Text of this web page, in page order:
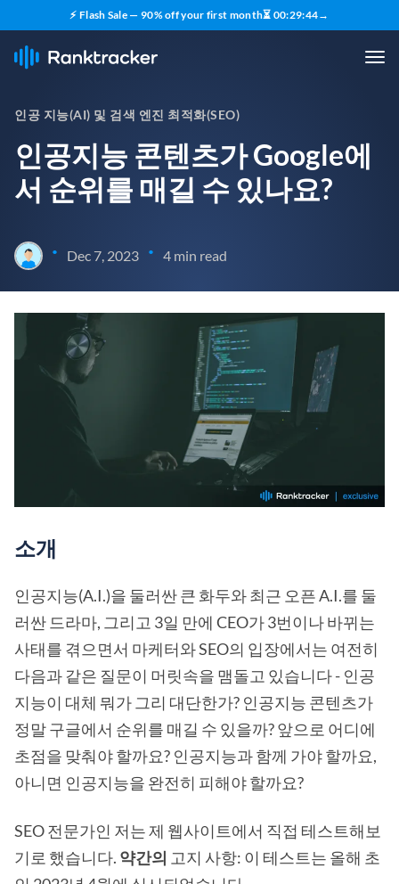
⚡ Flash Sale — 90% off your first month⏳ 00:29:43→
인공 지능(AI) 및 검색 엔진 최적화(SEO)
인공지능 콘텐츠가 Google에
서 순위를 매길 수 있나요?
• Dec 7, 2023 • 4 min read
소개
인공지능(A.I.)을 둘러싼 큰 화두와 최근 오픈 A.I.를 둘
러싼 드라마, 그리고 3일 만에 CEO가 3번이나 바뀌는
사태를 겪으면서 마케터와 SEO의 입장에서는 여전히
다음과 같은 질문이 머릿속을 맴돌고 있습니다 - 인공
지능이 대체 뭐가 그리 대단한가? 인공지능 콘텐츠가
정말 구글에서 순위를 매길 수 있을까? 앞으로 어디에
초점을 맞춰야 할까요? 인공지능과 함께 가야 할까요,
아니면 인공지능을 완전히 피해야 할까요?
SEO 전문가인 저는 제 웹사이트에서 직접 테스트해보
기로 했습니다. 약간의 고지 사항: 이 테스트는 올해 초